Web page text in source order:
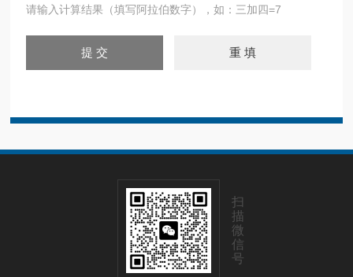
请输入计算结果（填写阿拉伯数字），如：三加四=7
扫
描
微
信
号